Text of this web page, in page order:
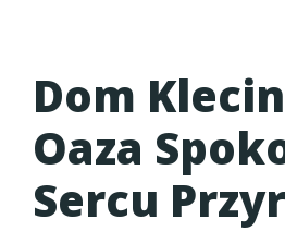
Dom
Oaza
Sercu